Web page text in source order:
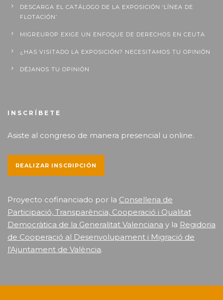
DESCARGA EL CATÁLOGO DE LA EXPOSICIÓN ‘LÍNEA DE
FLOTACIÓN’
MIGREUROP EXIGE UN ENFOQUE DE DERECHOS EN CEUTA
¿HAS VISITADO LA EXPOSICIÓN? NECESITAMOS TU OPINIÓN
DÉJANOS TU OPINIÓN
INSCRÍBETE
Asiste al congreso de manera presencial u online.
REALIZAR INSCRIPCIÓN
Proyecto cofinanciado por la Conselleria de
Participació, Transparència, Cooperació i Qualitat
Democràtica de la Generalitat Valenciana y la Regidoria
de Cooperació al Desenvolupament i Migració de
l'Ajuntament de València.